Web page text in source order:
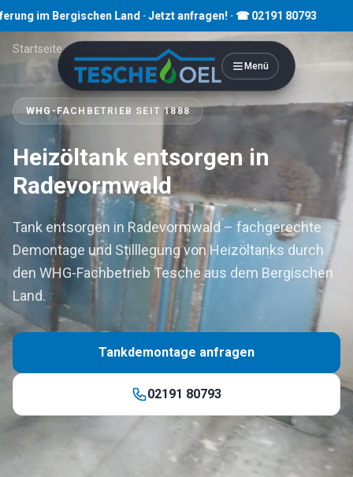
Land · Jetzt anfragen! · ☎ 02191 80793
Menü
Startseite › Radevormwald
WHG-FACHBETRIEB SEIT 1888
Heizöltank entsorgen in
Radevormwald
Tank entsorgen in Radevormwald – fachgerechte
Demontage und Stilllegung von Heizöltanks durch
den WHG-Fachbetrieb Tesche aus dem Bergischen
Land.
Tankdemontage anfragen
02191 80793